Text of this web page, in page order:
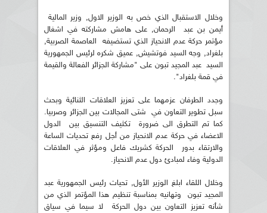
وخلال الاستقبال الذي خص به الوزير الاول, وزير المالية
أيمن بن عبد الرحمان, على هامش مشاركته في اشغال
مؤتمر حركة عدم الانحياز الذي تستضيفه العاصمة الصربية,
بلغراد, وجه السيد فوتشيش, عميق شكره لرئيس الجمهورية
السيد عبد المجيد تبون على "مشاركة الجزائر الفعالة والقيمة
في قمة بلغراد".
وجدد الطرفان عزمهما على تعزيز العلاقات الثنائية وبحث
سبل تطوير التعاون في شتى المجالات بين الجزائر وصربيا.
كما تم التطرق الى ضرورة تكثيف التنسيق بين الدول
الاعضاء في حركة عدم الانحياز من أجل رفع تحديات الساعة
والارتقاء بدور الحركة كشريك فاعل ومؤثر في العلاقات
الدولية وفاء لمبادئ دول عدم الانحياز.
وخلال اللقاء ابلغ الوزير الأول, تحيات رئيس الجمهورية عبد
المجيد تبون وتهانيه بمناسبة تنظيم هذا المؤتمر الذي من
شأنه تعزيز التعاون بين دول الحركة لا سيما في سياق